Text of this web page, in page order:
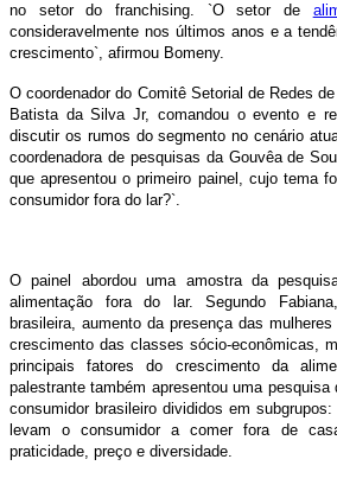
no setor do franchising. `O setor de
consideravelmente nos últimos anos e a
crescimento`, afirmou Bomeny.
O coordenador do Comitê Setorial de Redes
Batista da Silva Jr, comandou o evento e
discutir os rumos do segmento no cenário
coordenadora de pesquisas da Gouvêa de
que apresentou o primeiro painel, cujo tema
consumidor fora do lar?`.
O painel abordou uma amostra da
alimentação fora do lar. Segundo
brasileira, aumento da presença das
crescimento das classes sócio-econômicas,
principais fatores do crescimento da
palestrante também apresentou uma
consumidor brasileiro divididos em
levam o consumidor a comer fora de
praticidade, preço e diversidade.